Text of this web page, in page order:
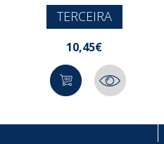
TERCEIRA
10,45€